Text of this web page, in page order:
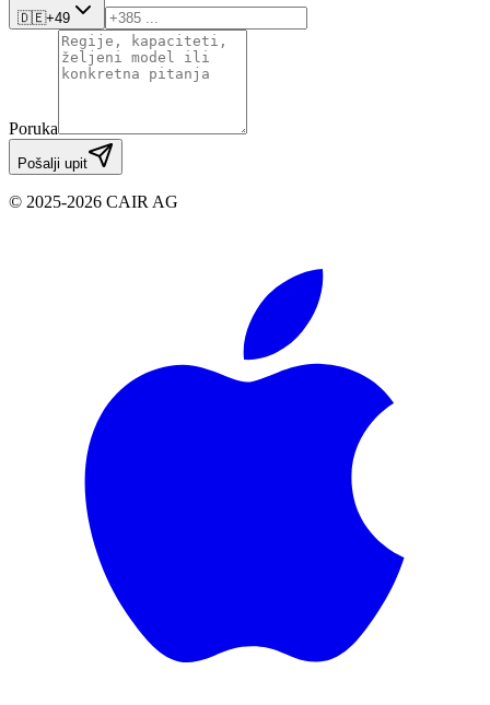
🇩🇪+49
Poruka
Pošalji upit
© 2025-2026 CAIR AG